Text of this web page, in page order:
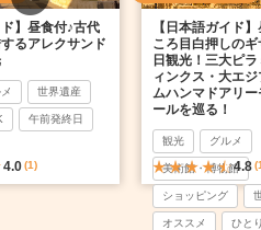
】昼食付♪古代
るアレクサンド
世界遺産
午前発終日
4.0(1)
【日本語ガイド
ころ目白押しの
日観光！三大ピ
ィンクス・大エジ
ムハンマドアリ
ールを巡る！
観光 グルメ
美術館・博物館
ショッピング
オススメ ひと
4.8